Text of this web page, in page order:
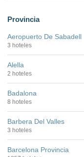
Provincia
Aeropuerto De Sabadell
3 hoteles
Alella
2 hoteles
Badalona
8 hoteles
Barbera Del Valles
3 hoteles
Barcelona Provincia